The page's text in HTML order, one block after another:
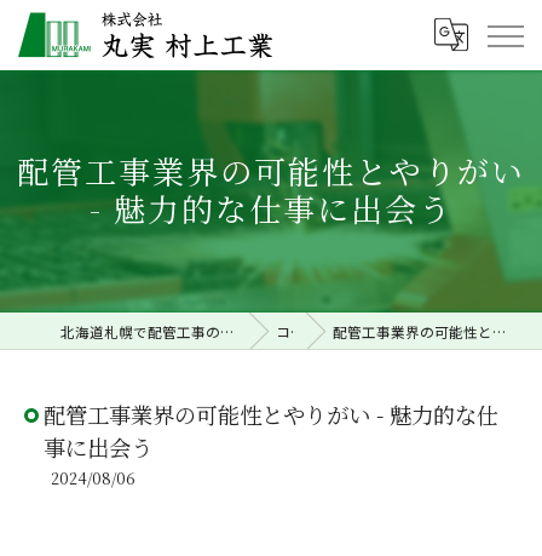
配管工事業界の可能性とやりがい
- 魅力的な仕事に出会う
北海道札幌で配管工事の求人なら株式会社丸実村上工業 コラム 配管工事業界の可能性とやりがい - 魅力的な仕事に出会う
配管工事業界の可能性とやりがい - 魅力的な仕
事に出会う
2024/08/06